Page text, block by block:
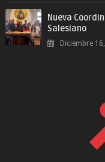
Nueva
Salesiano
Diciembre